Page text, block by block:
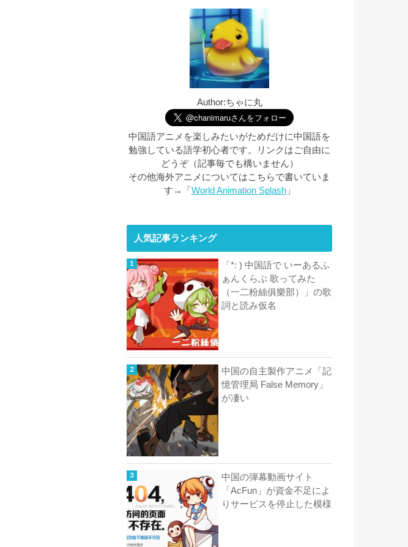
Author:ちゃに丸
中国語アニメを楽しみたいがためだけに中国語を
勉強している語学初心者です。リンクはご自由に
どうぞ（記事毎でも構いません）
その他海外アニメについてはこちらで書いていま
す→「 World Animation Splash」
人気記事ランキング
「*: ) 中国語で いーあるふ
ぁんくらぶ 歌ってみた
（一二粉絲俱樂部）」の歌
詞と読み仮名
中国の自主製作アニメ「記
憶管理局 False Memory」
が凄い
中国の弾幕動画サイト
「AcFun」が資金不足によ
りサービスを停止した模様